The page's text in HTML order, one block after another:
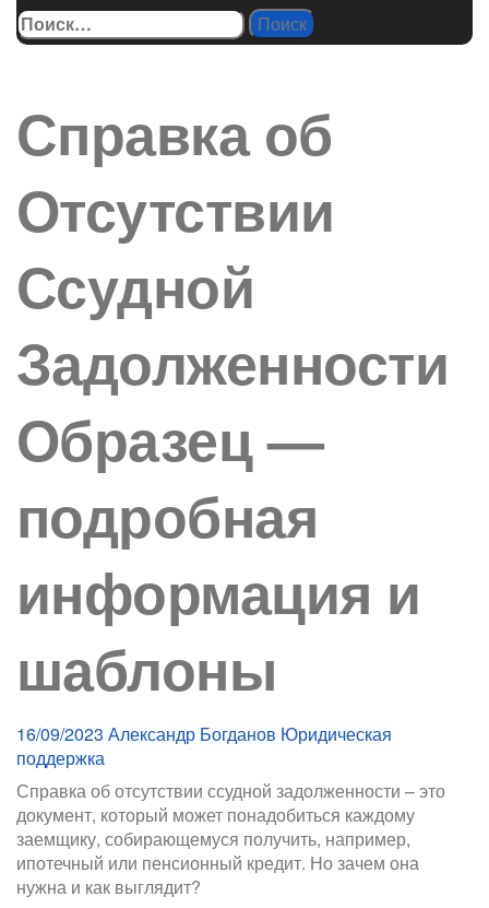
Найти:
Справка об
Отсутствии
Ссудной
Задолженности
Образец —
подробная
информация и
шаблоны
16/09/2023 Александр Богданов Юридическая
поддержка
Справка об отсутствии ссудной задолженности – это
документ, который может понадобиться каждому
заемщику, собирающемуся получить, например,
ипотечный или пенсионный кредит. Но зачем она
нужна и как выглядит?